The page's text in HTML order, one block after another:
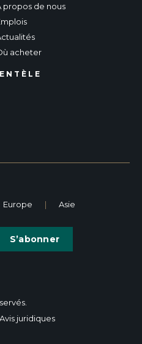
propos de nous
acheter
Europe | Asie
Avis juridiques